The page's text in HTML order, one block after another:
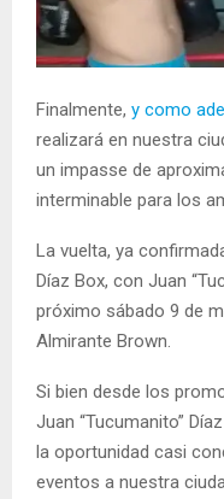
Finalmente, y como
realizará en nuestra
un impasse de
interminable para los
La vuelta, ya
Díaz Box, con Juan
próximo sábado 9 de
Almirante Brown.
Si bien desde los
Juan “Tucumanito”
la oportunidad casi
eventos a nuestra